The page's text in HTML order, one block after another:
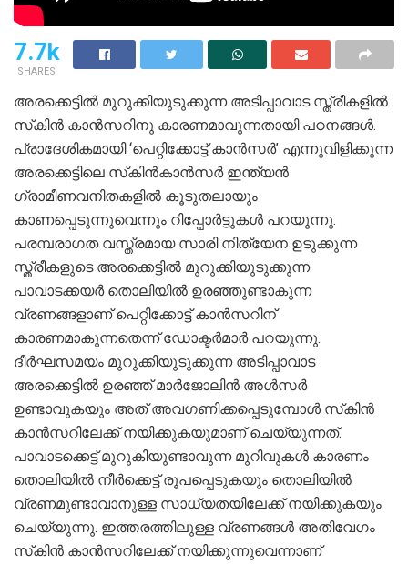
7.7k
SHARES
അരക്കെട്ടിൽ മുറുക്കിയുടുക്കുന്ന അടിപ്പാവാട സ്ത്രീകളിൽ
സ്‌കിൻ കാൻസറിനു കാരണമാവുന്നതായി പഠനങ്ങൾ.
പ്രാദേശികമായി ‘പെറ്റിക്കോട്ട് കാൻസർ’ എന്നുവിളിക്കുന്ന
അരക്കെട്ടിലെ സ്‌കിൻകാൻസർ ഇന്ത്യൻ
ഗ്രാമീണവനിതകളിൽ കൂടുതലായും
കാണപ്പെടുന്നുവെന്നും റിപ്പോർട്ടുകൾ പറയുന്നു.
പരമ്പരാഗത വസ്ത്രമായ സാരി നിത്യേന ഉടുക്കുന്ന
സ്ത്രീകളുടെ അരക്കെട്ടിൽ മുറുക്കിയുടുക്കുന്ന
പാവാടക്കയർ തൊലിയിൽ ഉരഞ്ഞുണ്ടാകുന്ന
വ്രണങ്ങളാണ് പെറ്റിക്കോട്ട് കാൻസറിന്
കാരണമാകുന്നതെന്ന് ഡോക്ടർമാർ പറയുന്നു.
ദീർഘസമയം മുറുക്കിയുടുക്കുന്ന അടിപ്പാവാട
അരക്കെട്ടിൽ ഉരഞ്ഞ് മാർജോലിൻ അൾസർ
ഉണ്ടാവുകയും അത് അവഗണിക്കപ്പെടുമ്പോൾ സ്‌കിൻ
കാൻസറിലേക്ക് നയിക്കുകയുമാണ് ചെയ്യുന്നത്.
പാവാടക്കെട്ട് മുറുകിയുണ്ടാവുന്ന മുറിവുകൾ കാരണം
തൊലിയിൽ നീർക്കെട്ട് രൂപപ്പെടുകയും തൊലിയിൽ
വ്രണമുണ്ടാവാനുള്ള സാധ്യതയിലേക്ക് നയിക്കുകയും
ചെയ്യുന്നു. ഇത്തരത്തിലുള്ള വ്രണങ്ങൾ അതിവേഗം
സ്‌കിൻ കാൻസറിലേക്ക് നയിക്കുന്നുവെന്നാണ്